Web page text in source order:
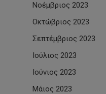
Νοέμβριος 2023
Οκτώβριος 2023
Σεπτέμβριος 2023
Ιούλιος 2023
Ιούνιος 2023
Μάιος 2023